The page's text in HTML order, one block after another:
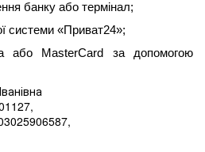
банку або термінал;
системи «Приват24»;
або MasterCard за допомогою